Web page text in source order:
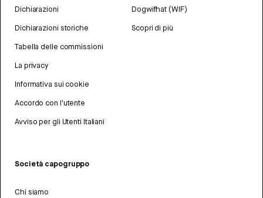
Dichiarazioni
Dichiarazioni storiche
Tabella delle commissioni
La privacy
Informativa sui cookie
Accordo con l'utente
Avviso per gli Utenti Italiani
Dogwifhat (WIF)
Scopri di più
Società capogruppo
Chi siamo